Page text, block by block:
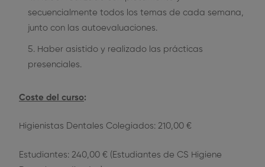
secuencialmente todos los temas de cada semana,
junto con las autoevaluaciones.
Haber asistido y realizado las prácticas
presenciales.
Coste del curso:
Higienistas Dentales Colegiados: 210,00 €
Estudiantes: 240,00 € (Estudiantes de CS Higiene